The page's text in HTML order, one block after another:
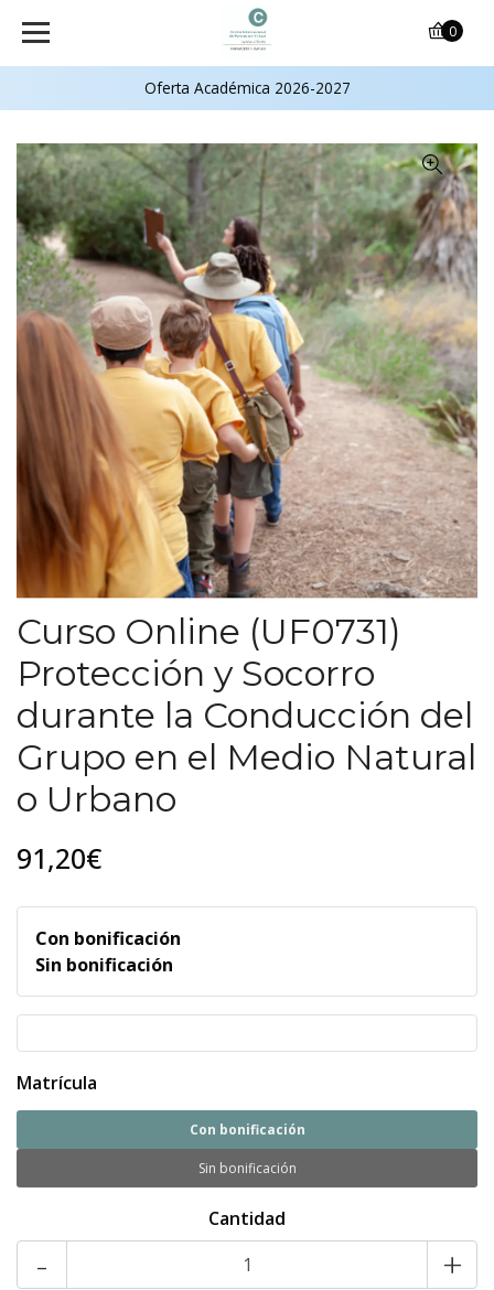
Oferta Académica 2026-2027
0
Curso Online (UF0731)
Protección y Socorro
durante la Conducción del
Grupo en el Medio Natural
o Urbano
91,20€
Con bonificación
Sin bonificación
Matrícula
Con bonificación
Sin bonificación
Cantidad
- +